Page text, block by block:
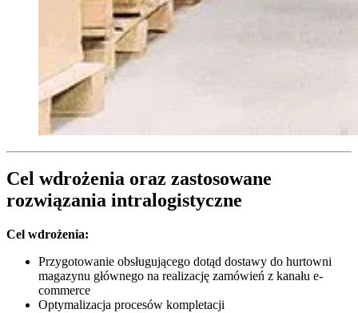
Cel wdrożenia oraz zastosowane
rozwiązania intralogistyczne
Cel wdrożenia:
Przygotowanie obsługującego dotąd dostawy do hurtowni
magazynu głównego na realizację zamówień z kanału e-
commerce
Optymalizacja procesów kompletacji